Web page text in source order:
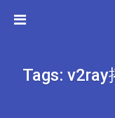
Tags: